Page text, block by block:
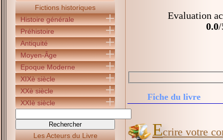
Fictions historiques
Histoire générale
Préhistoire
Antiquité
Moyen-Âge
Epoque Moderne
XIXè siècle
XXè siècle
XXIè siècle
Les Acteurs du Livre
Evaluation
0.0/
Fiche du livre
Ecrire votre